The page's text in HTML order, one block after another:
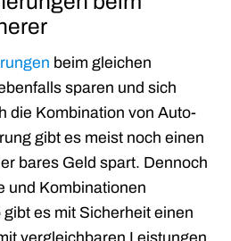
beim gleichen
sparen und sich
die Kombination von Auto-
gibt es meist noch einen
bares Geld spart. Dennoch
und Kombinationen
es mit Sicherheit einen